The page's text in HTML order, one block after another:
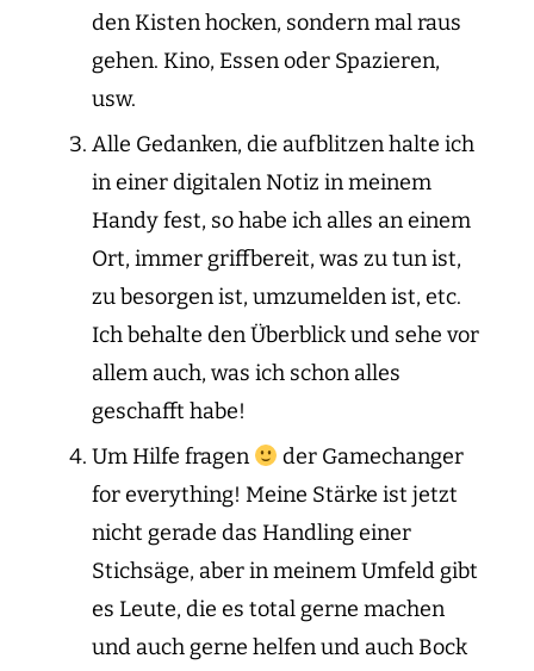
den Kisten hocken, sondern mal raus
gehen. Kino, Essen oder Spazieren,
usw.
Alle Gedanken, die aufblitzen halte ich
in einer digitalen Notiz in meinem
Handy fest, so habe ich alles an einem
Ort, immer griffbereit, was zu tun ist,
zu besorgen ist, umzumelden ist, etc.
Ich behalte den Überblick und sehe vor
allem auch, was ich schon alles
geschafft habe!
Um Hilfe fragen
der Gamechanger
for everything! Meine Stärke ist jetzt
nicht gerade das Handling einer
Stichsäge, aber in meinem Umfeld gibt
es Leute, die es total gerne machen
und auch gerne helfen und auch Bock